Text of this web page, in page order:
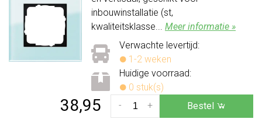
inbouwinstallatie (st,
kwaliteitsklasse... Meer informatie »
Verwachte levertijd:
1-2 weken
Huidige voorraad:
0 stuk(s)
38,95 +
- Bestel